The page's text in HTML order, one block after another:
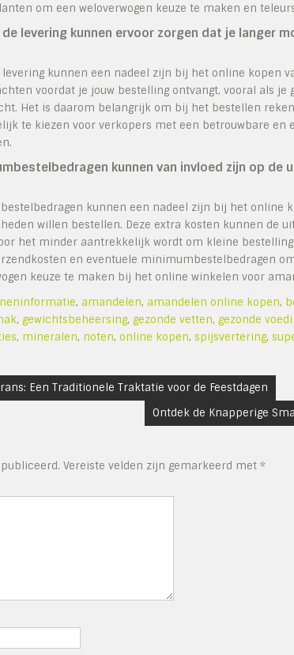
om een weloverwogen keuze te maken en
levering kunnen ervoor zorgen dat je langer
kunnen een nadeel zijn bij het online kopen
voordat je jouw bestelling ontvangt, vooral als je
Het is daarom belangrijk om bij het bestellen
te kiezen voor verkopers met een betrouwbare en
kunnen van invloed zijn op de
kunnen een nadeel zijn bij het online
willen bestellen. Deze extra kosten kunnen de
het minder aantrekkelijk wordt om kleine
en eventuele minimumbestelbedragen
keuze te maken bij het online winkelen voor
, amandelen, amandelen online kopen,
, gewichtsbeheersing, gezonde vetten, gezonde
, mineralen, noten, online kopen, spijsvertering,
Een Traditionele Traktatie voor de Feestdagen
Ontdek de Knapperige
Vereiste velden zijn gemarkeerd met *